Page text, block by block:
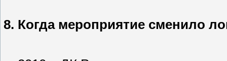
8. Когда мероприятие сменило